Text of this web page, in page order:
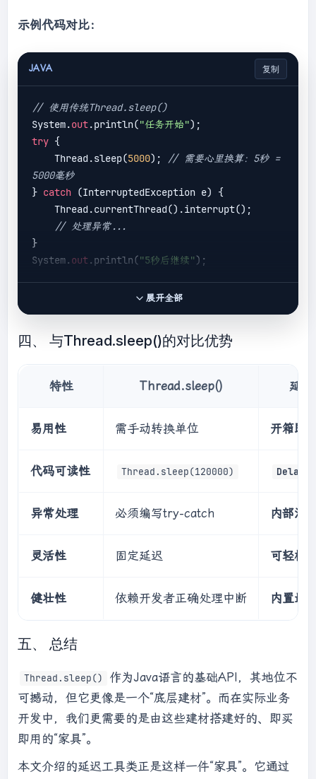
Logger.warn("Delay was interrupted.", e);
// 根据业务需求，可以选择继续执行或抛
出运行时异常
        }
    }
// 高级功能示例：指数退避重试延迟
public static
delayWithExponentialBackoff
long baseDelayMs) {
long delayMs = (long) (baseDelayMs *
, retryCount));
        delayMillis(delayMs);
    }
示例代码对比：
JAVA 复制
// 使用传统Thread.sleep()
System.out.println("任务开始"
try {
    Thread.sleep(
5000);
// 需要心里换算：5秒 =
5000毫秒
} catch (InterruptedException e) {
// 处理异常...
}
System. out .println("5秒后继续");
// 使用DelayUtils工具类
了然
System.out.println("5秒后继续");
// 甚至可以使用更高级的功能
try
break
    }
catch
DelayUtils.delayWithExponentialBackoff(retry
    }
展开全部
四、 与Thread.sleep()的对比优势
特性 Thread.sleep() 延
易用性 需手动转换单位 开箱即
代码可读性 Thread.sleep(120000)
异常处理 必须编写try-catch 内部消
灵活性 固定延迟 可轻松
健壮性 依赖开发者正确处理中断 内置最
五、 总结
Thread.sleep()
作为Java语言的基础API，其地位不
可撼动，但它更像是一个“底层建材”。而在实际业务
开发中，我们更需要的是由这些建材搭建好的、即买
即用的“家具”。
本文介绍的延迟工具类正是这样一件“家具”。它通过